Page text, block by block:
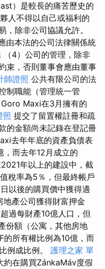
）是較長的痛苦歷史的
人不得以自己或福利的
，除非公司協議允許。
由本法的公司法律關係統
（4）公司的管理，除非
束，否則董事會應由董事
師證照 公共有限公司的法
制職能（管理統一管
Maxi在3月擁有的
照 提交了留置權註冊和疏
的金額尚未記錄在登記冊
去年年底的資產負債表
，而去年12月成立的
年以上的建設中，截
稅率為5％，但最終帳戶
以後的購買價中獲得適
地產公司獲得財富押金
過每財產10億人口，但
份額（公寓，其他房地
的所有權比例為10億，而
例成比例。 護理之家 單
約在購買ZánkaMáv度假